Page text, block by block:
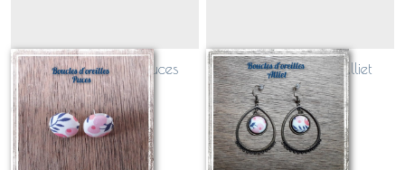
Boucles d'oreilles puces
Liberty
Sur demande
Boucles d'oreilles Alliet
Liberty
Sur demande